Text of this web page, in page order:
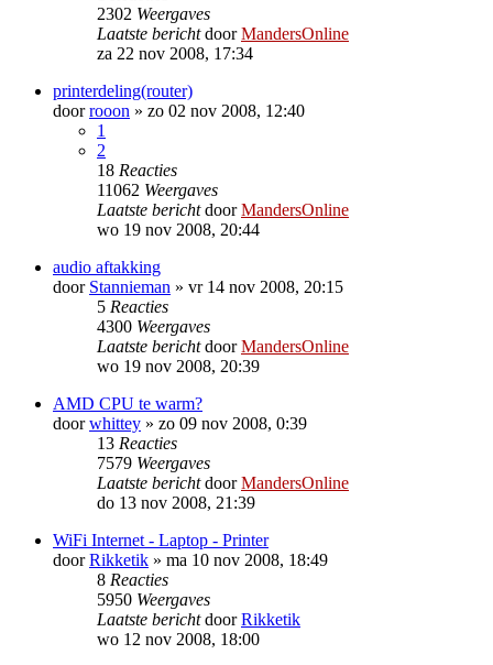
2302 Weergaves
Laatste berichtdoorMandersOnline
za 22 nov 2008, 17:34
printerdeling(router)
doorrooon » zo 02 nov 2008, 12:40
1
2
18 Reacties
11062 Weergaves
Laatste berichtdoorMandersOnline
wo 19 nov 2008, 20:44
audio aftakking
door Stannieman » vr 14 nov 2008, 20:15
5 Reacties
4300 Weergaves
Laatste berichtdoorMandersOnline
wo 19 nov 2008, 20:39
AMD CPU te warm?
doorwhittey » zo 09 nov 2008, 0:39
13 Reacties
7579 Weergaves
Laatste berichtdoorMandersOnline
do 13 nov 2008, 21:39
WiFi Internet - Laptop - Printer
doorRikketik » ma 10 nov 2008, 18:49
8 Reacties
5950 Weergaves
Laatste berichtdoorRikketik
wo 12 nov 2008, 18:00